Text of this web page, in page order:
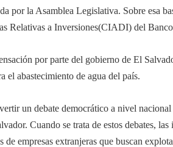
por la Asamblea Legislativa. Sobre esa
Relativas a Inversiones(CIADI) del
por parte del gobierno de El
el abastecimiento de agua del país.
un debate democrático a nivel
Cuando se trata de estos debates,
empresas extranjeras que buscan